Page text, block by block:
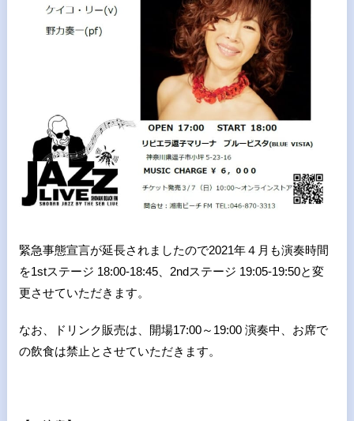
緊急事態宣言が延長されましたので2021年４月も演奏時間
を1stステージ 18:00-18:45、 2ndステージ 19:05-19:50と変
更させていただきます。
なお、
ドリンク販売は、開場17:00～19:00 演奏中、お席で
の飲食は禁止とさせていただきます。